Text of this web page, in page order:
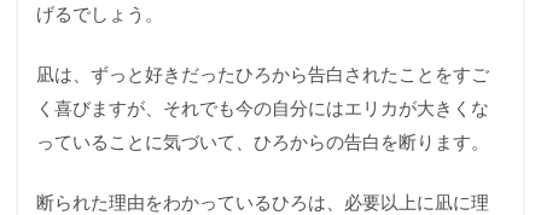
げるでしょう。
凪は、ずっと好きだったひろから告白されたことをすご
く喜びますが、それでも今の自分にはエリカが大きくな
っていることに気づいて、ひろからの告白を断ります。
断られた理由をわかっているひろは、必要以上に凪に理